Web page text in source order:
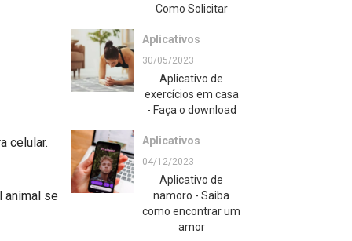
celular.
animal se
Como Solicitar
Aplicativos
30/05/2023
Aplicativo de
exercícios em casa
- Faça o download
Aplicativos
04/12/2023
Aplicativo de
namoro - Saiba
como encontrar um
amor